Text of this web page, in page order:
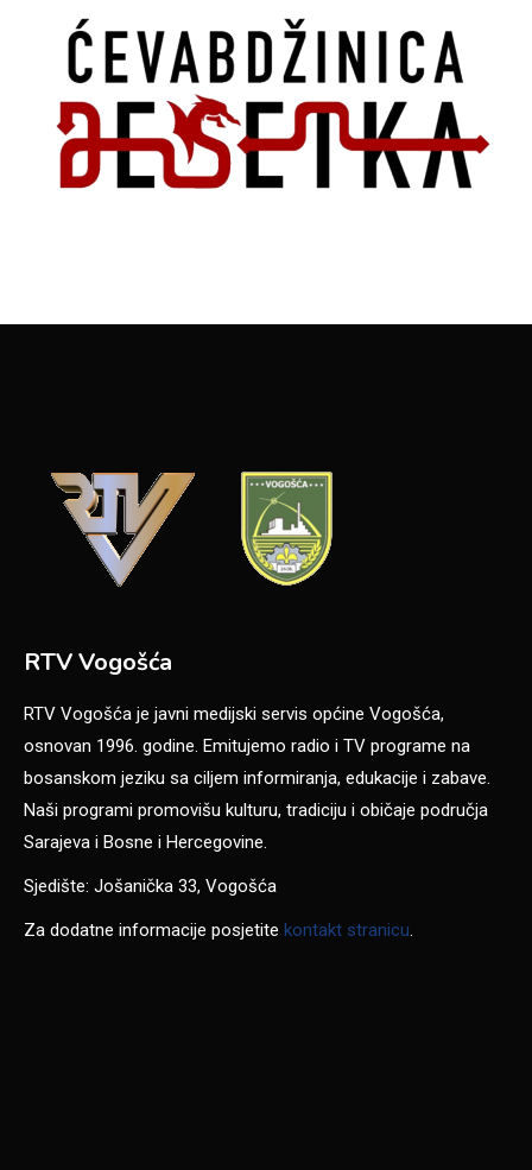
RTV Vogošća
RTV Vogošća je javni medijski servis općine Vogošća,
osnovan 1996. godine. Emitujemo radio i TV programe na
bosanskom jeziku sa ciljem informiranja, edukacije i zabave.
Naši programi promovišu kulturu, tradiciju i običaje područja
Sarajeva i Bosne i Hercegovine.
Sjedište: Jošanička 33, Vogošća
Za dodatne informacije posjetite kontakt stranicu.